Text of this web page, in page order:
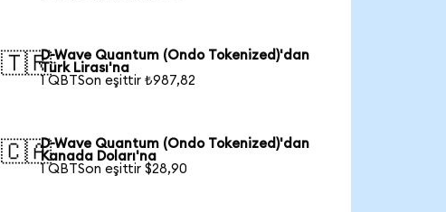
🇹🇷D-Wave Quantum (Ondo Tokenized)'dan
Türk Lirası'na
1 QBTSon eşittir ₺987,82
🇨🇦D-Wave Quantum (Ondo Tokenized)'dan
Kanada Doları'na
1 QBTSon eşittir $28,90